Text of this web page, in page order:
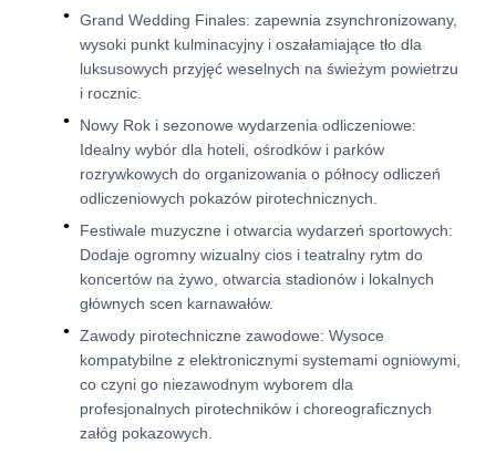
Grand Wedding Finales: zapewnia zsynchronizowany,
wysoki punkt kulminacyjny i oszałamiające tło dla
luksusowych przyjęć weselnych na świeżym powietrzu
i rocznic.
Nowy Rok i sezonowe wydarzenia odliczeniowe:
Idealny wybór dla hoteli, ośrodków i parków
rozrywkowych do organizowania o północy odliczeń
odliczeniowych pokazów pirotechnicznych.
Festiwale muzyczne i otwarcia wydarzeń sportowych:
Dodaje ogromny wizualny cios i teatralny rytm do
koncertów na żywo, otwarcia stadionów i lokalnych
głównych scen karnawałów.
Zawody pirotechniczne zawodowe: Wysoce
kompatybilne z elektronicznymi systemami ogniowymi,
co czyni go niezawodnym wyborem dla
profesjonalnych pirotechników i choreograficznych
załóg pokazowych.